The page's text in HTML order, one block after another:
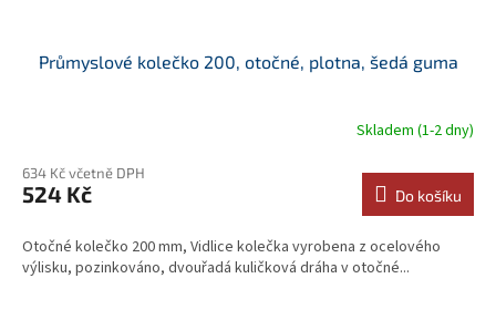
Průmyslové kolečko 200, otočné, plotna, šedá guma
Skladem (1-2 dny)
634 Kč včetně DPH
524 Kč Do košíku
Otočné kolečko 200 mm, Vidlice kolečka vyrobena z ocelového
výlisku, pozinkováno, dvouřadá kuličková dráha v otočné...